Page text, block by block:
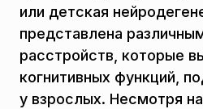
или детская
представлена
расстройств, которые
когнитивных функций,
у взрослых. Несмотря